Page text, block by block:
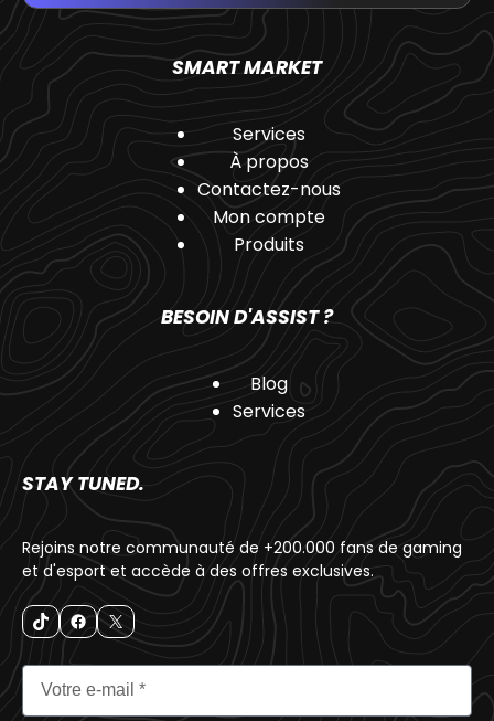
SMART MARKET
Services
À propos
Contactez-nous
Mon compte
Produits
BESOIN D'ASSIST ?
Blog
Services
STAY TUNED.
Rejoins notre communauté de +200.000 fans de gaming
et d'esport et accède à des offres exclusives.